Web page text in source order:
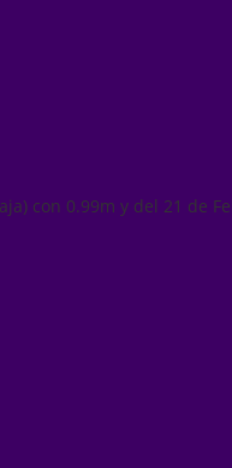
con 0.99m y del 21 de